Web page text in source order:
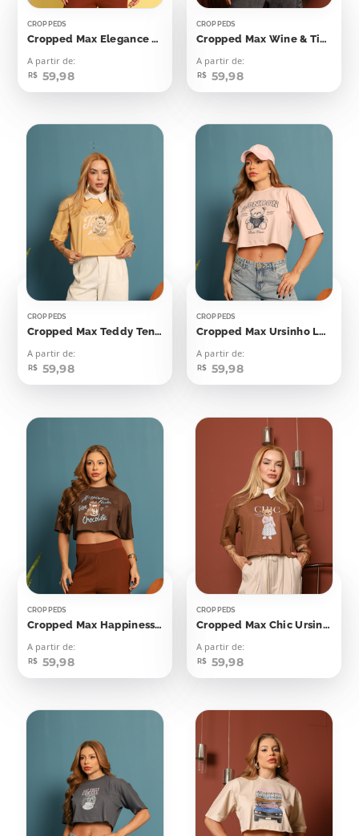
CROPPEDS
Cropped Max Elegance 28
A partir de:
R$ 59,98
CROPPEDS
Cropped Max Wine & Time Chill Cachorrinhos
A partir de:
R$ 59,98
CROPPEDS
Cropped Max Teddy Tennis Club
A partir de:
R$ 59,98
CROPPEDS
Cropped Max Ursinho London
A partir de:
R$ 59,98
CROPPEDS
Cropped Max Happiness Tastes Like Chocolate
A partir de:
R$ 59,98
CROPPEDS
Cropped Max Chic Ursinha
A partir de:
R$ 59,98